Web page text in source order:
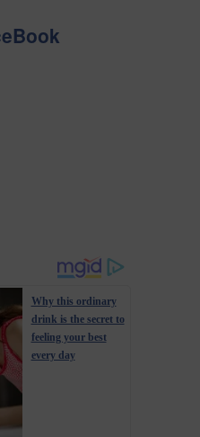
Why this ordinary
drink is the secret to
feeling your best
every day